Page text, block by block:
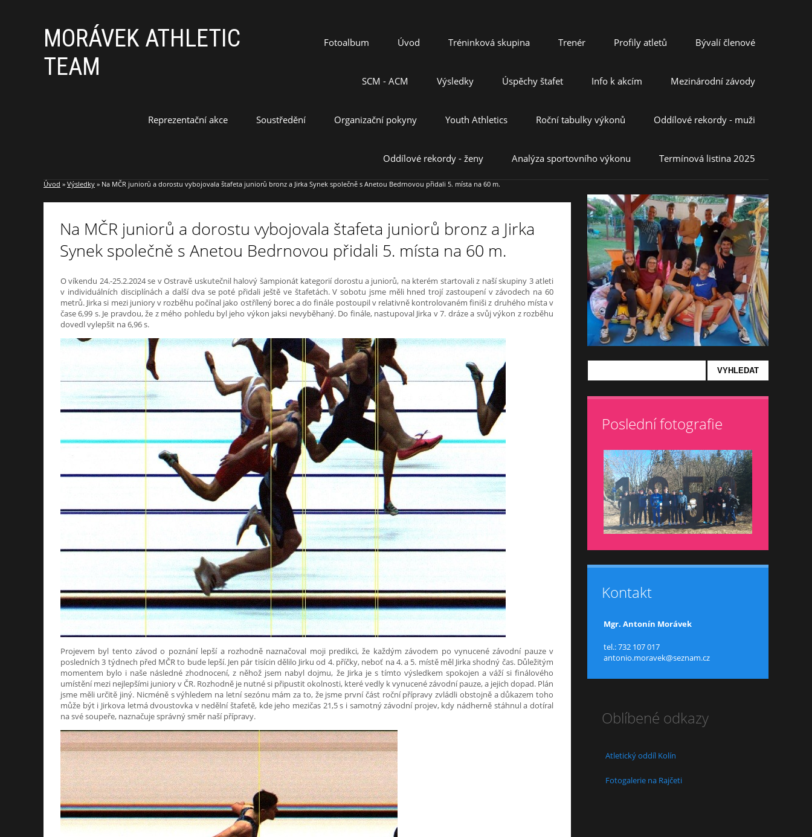
MORÁVEK ATHLETIC
TEAM
Fotoalbum Úvod Tréninková skupina Trenér Profily atletů Bývalí členové
SCM - ACM Výsledky Úspěchy štafet Info k akcím Mezinárodní závody
Reprezentační akce Soustředění Organizační pokyny Youth Athletics Roční tabulky výkonů Oddílové rekordy - muži
Oddílové rekordy - ženy Analýza sportovního výkonu Termínová listina 2025
Úvod » Výsledky » Na MČR juniorů a dorostu vybojovala štafeta juniorů bronz a Jirka Synek společně s Anetou Bedrnovou přidali 5. místa na 60 m.
Na MČR juniorů a dorostu vybojovala štafeta juniorů bronz a Jirka
Synek společně s Anetou Bedrnovou přidali 5. místa na 60 m.
O víkendu 24.-25.2.2024 se v Ostravě uskutečnil halový šampionát kategorií dorostu a juniorů, na kterém startovali z naší skupiny 3 atleti
v individuálních disciplínách a další dva se poté přidali ještě ve štafetách. V sobotu jsme měli hned trojí zastoupení v závodech na 60
metrů. Jirka si mezi juniory v rozběhu počínal jako ostřílený borec a do finále postoupil v relativně kontrolovaném finiši z druhého místa v
čase 6,99 s. Je pravdou, že z mého pohledu byl jeho výkon jaksi nevyběhaný. Do finále, nastupoval Jirka v 7. dráze a svůj výkon z rozběhu
dovedl vylepšit na 6,96 s.
Projevem byl tento závod o poznání lepší a rozhodně naznačoval moji predikci, že každým závodem po vynucené závodní pauze v
posledních 3 týdnech před MČR to bude lepší. Jen pár tisícin dělilo Jirku od 4. příčky, neboť na 4. a 5. místě měl Jirka shodný čas. Důležitým
momentem bylo i naše následné zhodnocení, z něhož jsem nabyl dojmu, že Jirka je s tímto výsledkem spokojen a váží si finálového
umístění mezi nejlepšími juniory v ČR. Rozhodně je nutné si připustit okolnosti, které vedly k vynucené závodní pauze, a jejich dopad. Plán
jsme měli určitě jiný. Nicméně s výhledem na letní sezónu mám za to, že jsme první část roční přípravy zvládli obstojně a důkazem toho
může být i Jirkova letmá dvoustovka v nedělní štafetě, kde jeho mezičas 21,5 s i samotný závodní projev, kdy nádherně stáhnul a dotíral
na své soupeře, naznačuje správný směr naší přípravy.
Poslední fotografie
Kontakt
Mgr. Antonín Morávek
tel.: 732 107 017
antonio.moravek@seznam.cz
Oblíbené odkazy
Atletický oddíl Kolín
Fotogalerie na Rajčeti